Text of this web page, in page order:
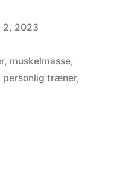
2, 2023
, muskelmasse,
personlig træner,